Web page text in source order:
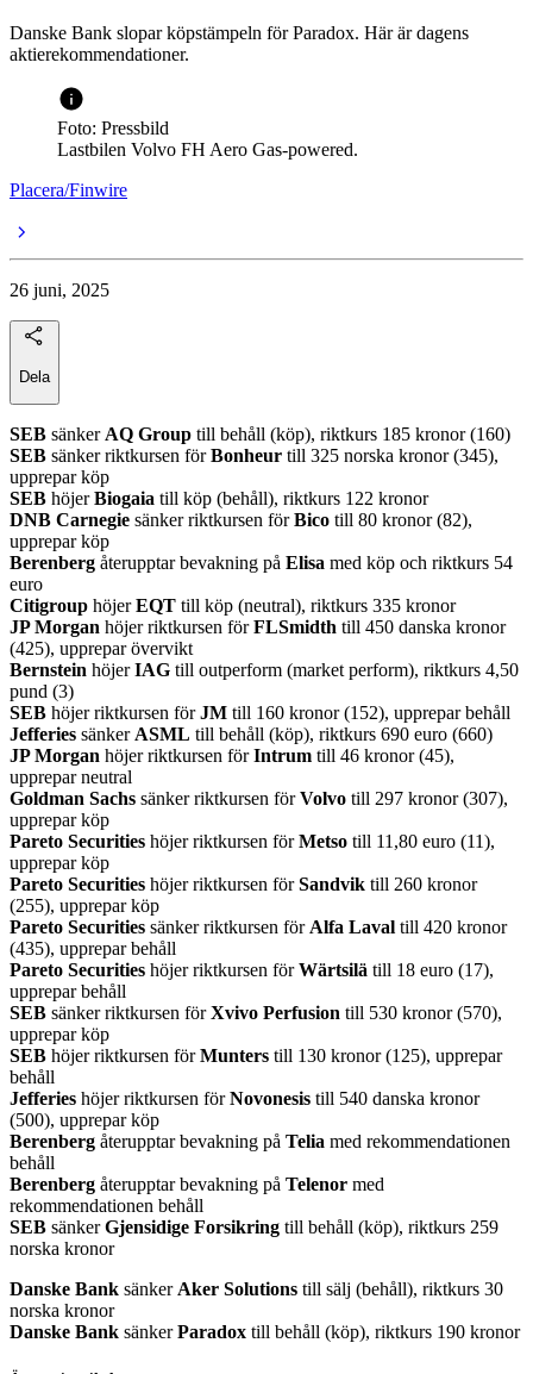
Danske Bank slopar köpstämpeln för Paradox. Här är dagens
aktierekommendationer.
Foto: Pressbild
Lastbilen Volvo FH Aero Gas-powered.
Placera/Finwire
26 juni, 2025
Dela
SEB sänker AQ Group till behåll (köp), riktkurs 185 kronor (160)
SEB sänker riktkursen förBonheur till 325 norska kronor (345),
upprepar köp
SEB höjerBiogaia till köp (behåll), riktkurs 122 kronor
DNB Carnegie sänker riktkursen förBico till 80 kronor (82),
upprepar köp
Berenberg återupptar bevakning på Elisa med köp och riktkurs 54
euro
Citigroup höjerEQT till köp (neutral), riktkurs 335 kronor
JP Morgan höjer riktkursen förFLSmidth till 450 danska kronor
(425), upprepar övervikt
Bernstein höjerIAG till outperform (market perform), riktkurs 4,50
pund (3)
SEB höjer riktkursen förJM till 160 kronor (152), upprepar behåll
Jefferies sänker ASML till behåll (köp), riktkurs 690 euro (660)
JP Morgan höjer riktkursen förIntrum till 46 kronor (45),
upprepar neutral
Goldman Sachs sänker riktkursen förVolvo till 297 kronor (307),
upprepar köp
Pareto Securities höjer riktkursen förMetso till 11,80 euro (11),
upprepar köp
Pareto Securities höjer riktkursen förSandvik till 260 kronor
(255), upprepar köp
Pareto Securities sänker riktkursen för Alfa Laval till 420 kronor
(435), upprepar behåll
Pareto Securities höjer riktkursen förWärtsilä till 18 euro (17),
upprepar behåll
SEB sänker riktkursen förXvivo Perfusion till 530 kronor (570),
upprepar köp
SEB höjer riktkursen förMunters till 130 kronor (125), upprepar
behåll
Jefferies höjer riktkursen förNovonesis till 540 danska kronor
(500), upprepar köp
Berenberg återupptar bevakning på Telia med rekommendationen
behåll
Berenberg återupptar bevakning på Telenor med
rekommendationen behåll
SEB sänkerGjensidige Forsikring till behåll (köp), riktkurs 259
norska kronor
Danske Bank sänker Aker Solutions till sälj (behåll), riktkurs 30
norska kronor
Danske Bank sänkerParadox till behåll (köp), riktkurs 190 kronor